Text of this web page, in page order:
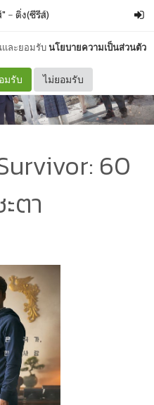
และยอมรับนโยบายความเป็นส่วนตัว
มรับ ไม่ยอมรับ
– ติ่ง(ซีรีส์)
60
ตา